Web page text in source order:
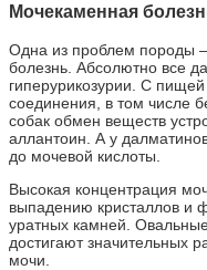
Мочекаменная
Одна из проблем породы
болезнь. Абсолютно все
гиперурикозурии. С
соединения, в том числе
собак обмен веществ
аллантоин. А у
до мочевой кислоты.
Высокая концентрация
выпадению кристаллов и
уратных камней.
достигают значительных
мочи.